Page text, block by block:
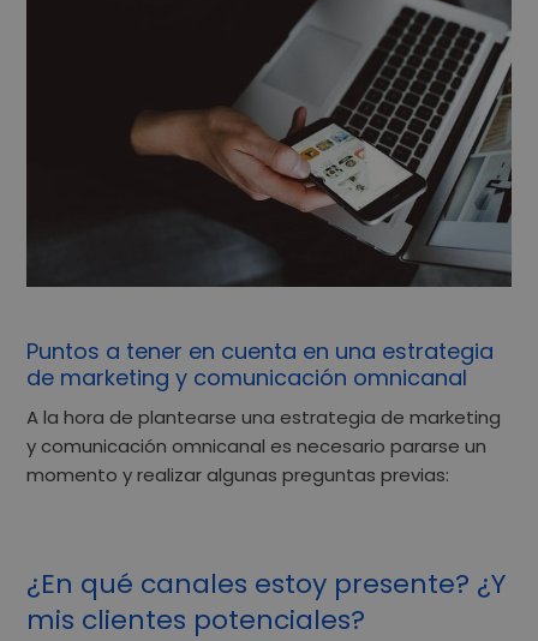
Puntos a tener en cuenta en una estrategia
de marketing y comunicación omnicanal
A la hora de plantearse una estrategia demarketing
y comunicación omnicanal es necesario pararse un
momento y realizar algunas preguntas previas:
¿En qué canales estoy presente? ¿Y
mis clientes potenciales?